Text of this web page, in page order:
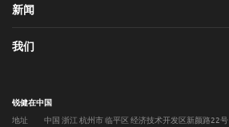
新闻
我们
锐健在中国
地址
中国 浙江 杭州市 临平区 经济技术开发区新颜路22号